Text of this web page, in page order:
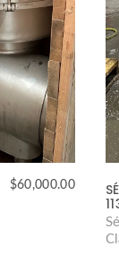
$60,000.00